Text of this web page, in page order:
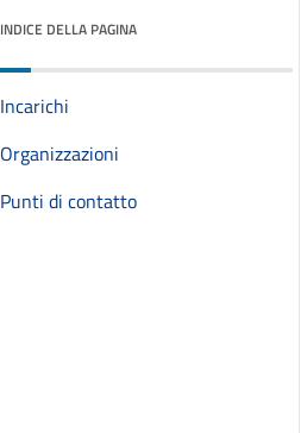
INDICE DELLA PAGINA
Incarichi
Organizzazioni
Punti di contatto